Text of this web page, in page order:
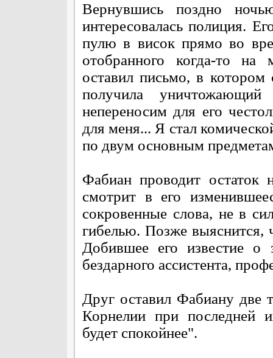
Вернувшись поздно
интересовалась полиция.
пулю в висок прямо во
отобранного когда-то
оставил письмо, в
получила
непереносим для его
для меня... Я стал
по двум основным
Фабиан проводит остаток
смотрит в его
сокровенные слова, не в
гибелью. Позже выяснится,
Добившее его известие о
бездарного ассистента,
Друг оставил Фабиану две
Корнелии при последней
будет спокойнее".